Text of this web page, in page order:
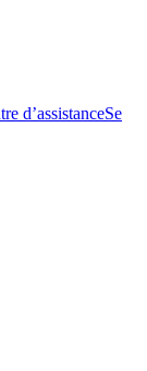
d’assistanceSe